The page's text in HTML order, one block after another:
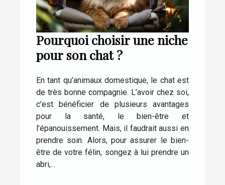
Pourquoi choisir une niche
pour son chat ?
En tant qu’animaux domestique, le chat est
de très bonne compagnie. L’avoir chez soi,
c’est bénéficier de plusieurs avantages
pour la santé, le bien-être et
l’épanouissement. Mais, il faudrait aussi en
prendre soin. Alors, pour assurer le bien-
être de votre félin, songez à lui prendre un
abri,...